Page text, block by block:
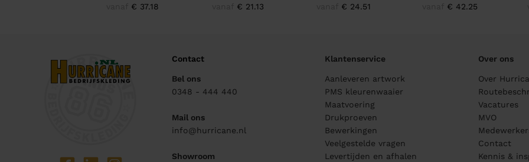
€ 37.18 € 21.13 € 24.51 € 42.25
Contact
Bel ons
0348 - 444 440
Mail ons
info@hurricane.nl
Showroom
Klantenservice
Aanleveren artwork
PMS kleurenwaaier
Maatvoering
Drukproeven
Bewerkingen
Veelgestelde vragen
Levertijden en afhalen
Over ons
Over
Vacatures
MVO
Contact
Kennis &